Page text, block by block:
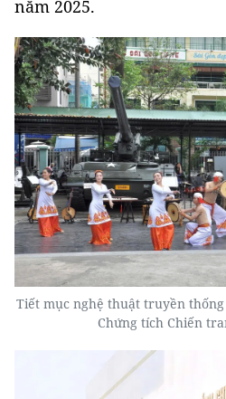
năm 2025.
Tiết mục nghệ thuật truyền
Chứng tích Chiến